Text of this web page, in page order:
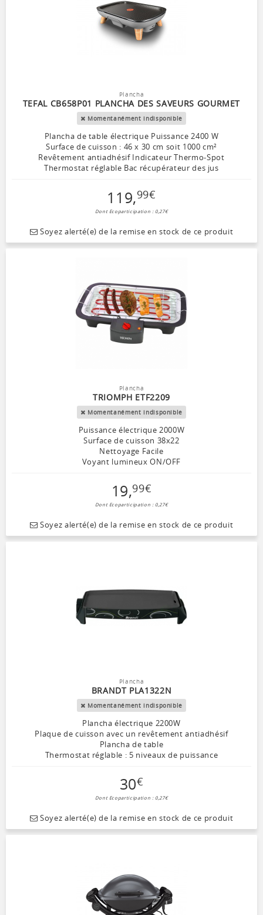
Plancha
TEFAL CB658P01 PLANCHA DES SAVEURS GOURMET
Momentanément indisponible
Plancha de table électrique Puissance 2400 W
Surface de cuisson : 46 x 30 cm soit 1000 cm²
Revêtement antiadhésif Indicateur Thermo-Spot
Thermostat réglable Bac récupérateur des jus
119,99€
Dont Ecoparticipation : 0,27€
Soyez alerté(e) de la remise en stock de ce produit
Plancha
TRIOMPH ETF2209
Momentanément indisponible
Puissance électrique 2000W
Surface de cuisson 38x22
Nettoyage Facile
Voyant lumineux ON/OFF
19,99€
Dont Ecoparticipation : 0,27€
Soyez alerté(e) de la remise en stock de ce produit
Plancha
BRANDT PLA1322N
Momentanément indisponible
Plancha électrique 2200W
Plaque de cuisson avec un revêtement antiadhésif
Plancha de table
Thermostat réglable : 5 niveaux de puissance
30€
Dont Ecoparticipation : 0,27€
Soyez alerté(e) de la remise en stock de ce produit